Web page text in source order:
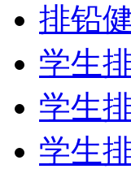
排铅
学生
学生
学生